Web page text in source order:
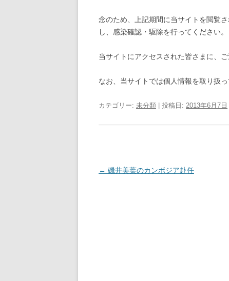
念のため、上記期間に当サイトを閲覧
し、感染確認・駆除を行ってください。
当サイトにアクセスされた皆さまに、
なお、当サイトでは個人情報を取り扱
カテゴリー: 未分類 | 投稿日: 2013年6月7日
投
← 磯井美葉のカンボジア赴任